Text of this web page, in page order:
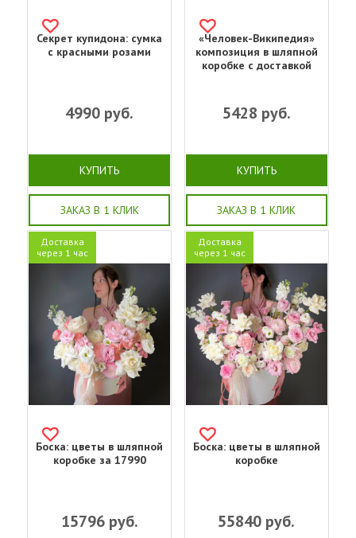
Секрет купидона: сумка
с красными розами
4990 руб.
КУПИТЬ
ЗАКАЗ В 1 КЛИК
«Человек-Википедия»
композиция в шляпной
коробке с доставкой
5428 руб.
КУПИТЬ
ЗАКАЗ В 1 КЛИК
Доставка
через 1 час
Боска: цветы в шляпной
коробке за 17990
15796руб.
Доставка
через 1 час
Боска: цветы в шляпной
коробке
55840 руб.